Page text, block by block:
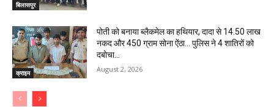
बिलासपुर
क्राइम
पोती को बनाया ब्लैकमेल का हथियार, दादा से 14.50 लाख
नकद और 450 ग्राम सोना ऐंठा… पुलिस ने 4 शातिरों को
दबोचा…
August 2, 2026